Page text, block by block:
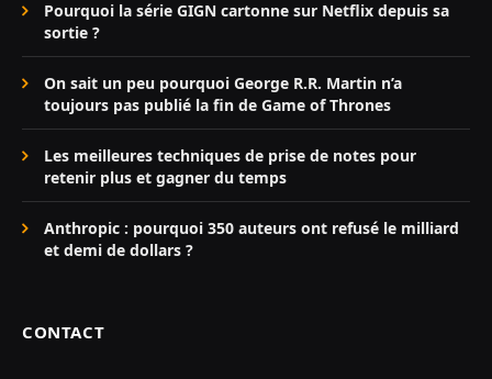
Pourquoi la série GIGN cartonne sur Netflix depuis sa
sortie ?
On sait un peu pourquoi George R.R. Martin n’a
toujours pas publié la fin de Game of Thrones
Les meilleures techniques de prise de notes pour
retenir plus et gagner du temps
Anthropic : pourquoi 350 auteurs ont refusé le milliard
et demi de dollars ?
CONTACT